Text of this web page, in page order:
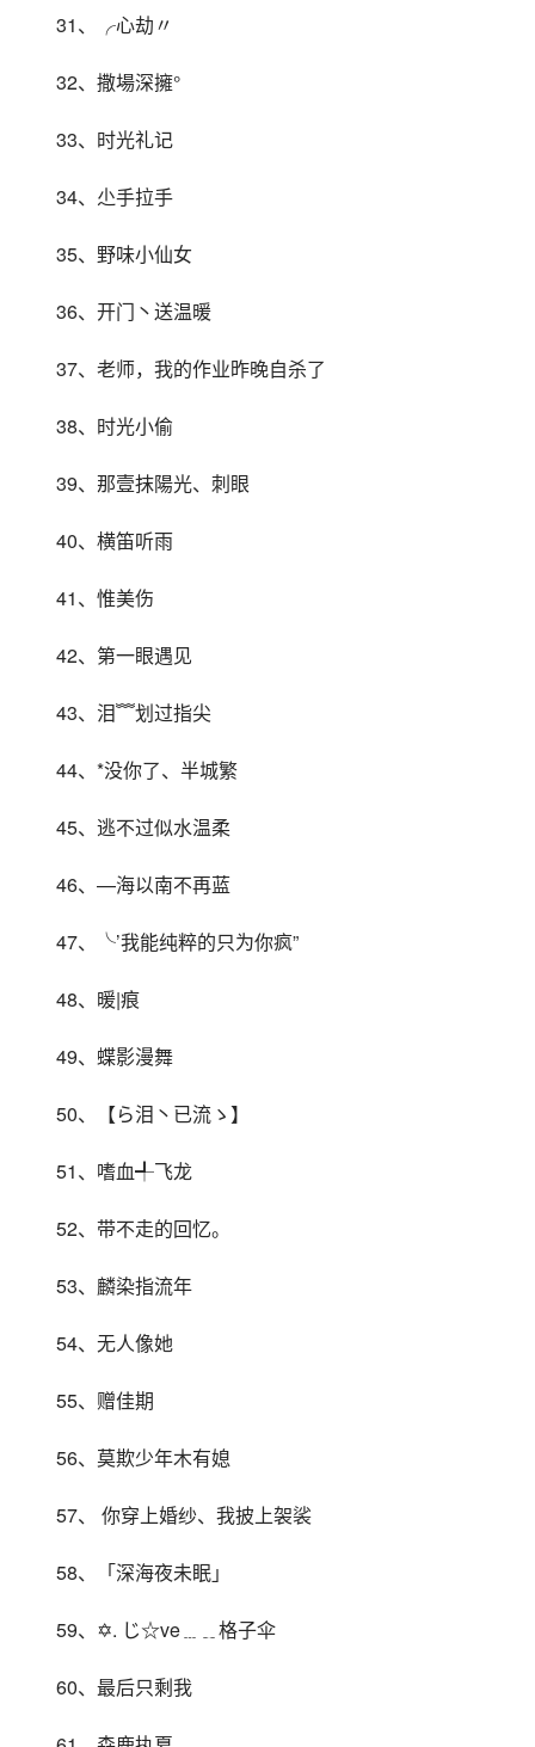
31、╭心劫〃
32、撒場深擁°
33、时光礼记
34、尐手拉手
35、野味小仙女
36、开门丶送温暖
37、老师，我的作业昨晚自杀了
38、时光小偷
39、那壹抹陽光、刺眼
40、横笛听雨
41、惟美伤
42、第一眼遇见
43、泪﹌划过指尖
44、*没你了、半城繁
45、逃不过似水温柔
46、—海以南不再蓝
47、╰’我能纯粹的只为你疯”
48、暖|痕
49、蝶影漫舞
50、【ら泪丶已流ゝ】
51、嗜血╃飞龙
52、带不走的回忆。
53、麟染指流年
54、无人像她
55、赠佳期
56、莫欺少年木有媳
57、 你穿上婚纱、我披上袈裟
58、「深海夜未眠」
59、✡. じ☆ve﹍﹎格子伞
60、最后只剩我